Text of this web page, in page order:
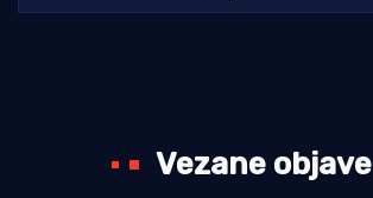
Vezane objave